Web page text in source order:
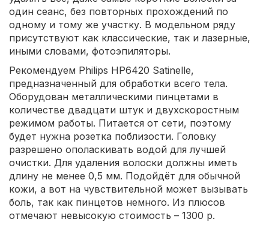
один сеанс, без повторных прохождений по
одному и тому же участку. В модельном ряду
присутствуют как классические, так и лазерные,
иными словами, фотоэпиляторы.
Рекомендуем Philips HP6420 Satinelle,
предназначенный для обработки всего тела.
Оборудован металлическими пинцетами в
количестве двадцати штук и двухскоростным
режимом работы. Питается от сети, поэтому
будет нужна розетка поблизости. Головку
разрешено ополаскивать водой для лучшей
очистки. Для удаления волоски должны иметь
длину не менее 0,5 мм. Подойдёт для обычной
кожи, а вот на чувствительной может вызывать
боль, так как пинцетов немного. Из плюсов
отмечают невысокую стоимость – 1300 р.